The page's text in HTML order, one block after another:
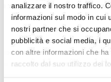
analizzare il nostro traffico.
informazioni sul modo in cui
nostri partner che si
pubblicità e social media, i
con altre informazioni che
raccolto dal suo utilizzo dei
di litio da 560 Whl’energia
estende l’autonomia urbana del
l’usura delle pastiglie dei freni
durante le soste frequenti,la bici
identificativa architettura del
. Una posizione di seduta più